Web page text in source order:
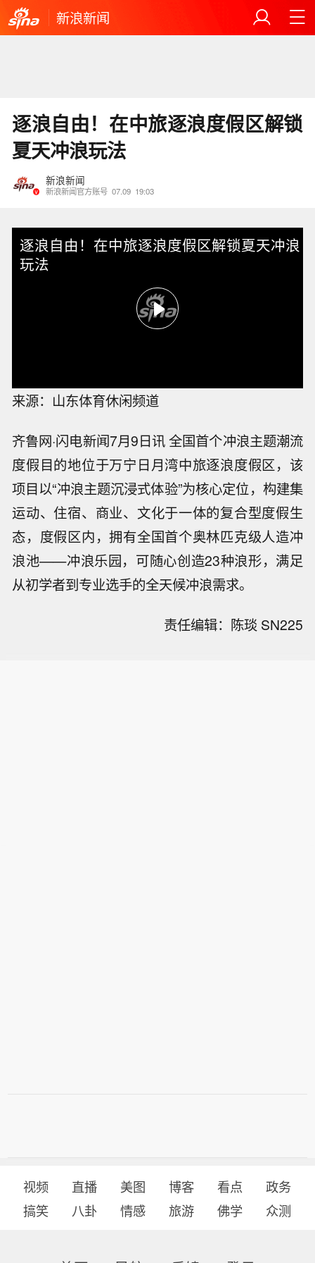
新浪新闻
逐浪自由！在中旅逐浪度假区解锁
夏天冲浪玩法
新浪新闻
新浪新闻官方账号 07.09 19:03
逐浪自由！在中旅逐浪度假区解锁夏天冲浪
玩法
来源：山东体育休闲频道
齐鲁网·闪电新闻7月9日讯 全国首个冲浪主题潮流
度假目的地位于万宁日月湾中旅逐浪度假区，该
项目以“冲浪主题沉浸式体验”为核心定位，构建集
运动、住宿、商业、文化于一体的复合型度假生
态，度假区内，拥有全国首个奥林匹克级人造冲
浪池——冲浪乐园，可随心创造23种浪形，满足
从初学者到专业选手的全天候冲浪需求。
责任编辑：陈琰 SN225
视频 直播 美图 博客 看点
政务
搞笑
八卦 情感 旅游 佛学 众测